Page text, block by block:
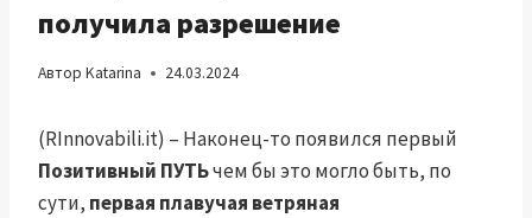
получила разрешение
Автор Katarina 24.03.2024
(RInnovabili.it) – Наконец-то появился первый
Позитивный ПУТЬчем бы это могло быть, по
сути, первая плавучая ветряная